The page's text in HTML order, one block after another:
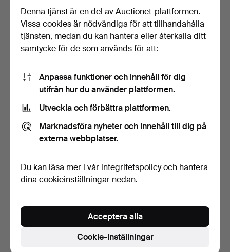
SOFFBORD Björk & valnöt
med stålben, 1900-…
10 bud
90 USD
SOFFBORD Rokokostil,
Casa Pagoda, 2000-tal.
7 bud
80 USD
Denna tjänst är en del av Auctionet-plattformen.
Vissa cookies är nödvändiga för att tillhandahålla
tjänsten, medan du kan hantera eller återkalla ditt
samtycke för de som används för att:
Anpassa funktioner och innehåll för dig
utifrån hur du använder plattformen.
Utveckla och förbättra plattformen.
Marknadsföra nyheter och innehåll till dig på
externa webbplatser.
Du kan läsa mer i vår integritetspolicyoch hantera
dina cookieinställningar nedan.
Cookie-inställningar
Acceptera alla